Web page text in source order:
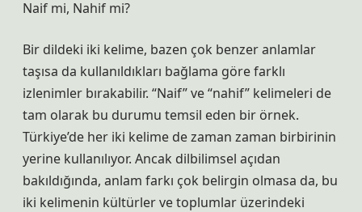
Naif mi, Nahif mi?
Bir dildeki iki kelime, bazen çok benzer anlamlar
taşısa da kullanıldıkları bağlama göre farklı
izlenimler bırakabilir. “Naif” ve “nahif” kelimeleri de
tam olarak bu durumu temsil eden bir örnek.
Türkiye’de her iki kelime de zaman zaman birbirinin
yerine kullanılıyor. Ancak dilbilimsel açıdan
bakıldığında, anlam farkı çok belirgin olmasa da, bu
iki kelimenin kültürler ve toplumlar üzerindeki